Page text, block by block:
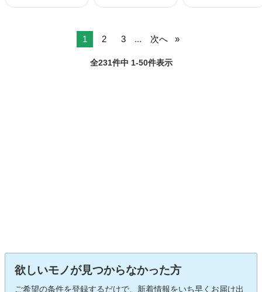
1 2 3 ... 次へ
全231件中 1-50件表示
欲しいモノが見つからなかった方
ご希望の条件を登録するだけで、新着情報をいち早くお届け出